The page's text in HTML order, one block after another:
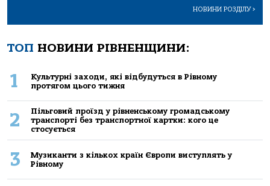
НОВИНИ РОЗДІЛУ>
ТОП НОВИНИ РІВНЕНЩИНИ:
1
Культурні заходи, які відбудуться в Рівному
протягом цього тижня
2
Пільговий проїзд у рівненському громадському
транспорті без транспортної картки: кого це
стосується
3
Музиканти з кількох країн Європи виступлять у
Рівному